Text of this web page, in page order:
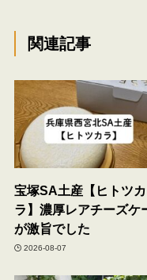
関連記事
宝塚SA土産【ヒトツカ
ラ】濃厚レアチーズケ
が激旨でした
2026-08-07